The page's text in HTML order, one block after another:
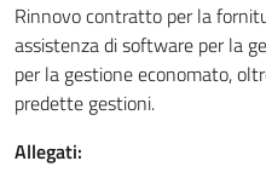
Rinnovo contratto per la
assistenza di software per la
per la gestione economato,
predette gestioni.
Allegati: